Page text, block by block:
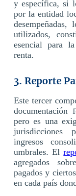
y específica, si
por la entidad
utilizados,
esencial para
renta.
3. Reporte
Este tercer
documentación
pero es una
jurisdicciones
ingresos
umbrales. El
agregados
pagados y
en cada país